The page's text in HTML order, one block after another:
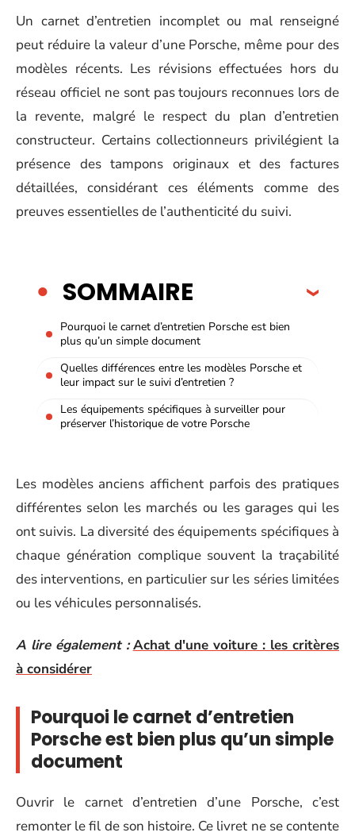
Un carnet d’entretien incomplet ou mal renseigné
peut réduire la valeur d’une Porsche, même pour des
modèles récents. Les révisions effectuées hors du
réseau officiel ne sont pas toujours reconnues lors de
la revente, malgré le respect du plan d’entretien
constructeur. Certains collectionneurs privilégient la
présence des tampons originaux et des factures
détaillées, considérant ces éléments comme des
preuves essentielles de l’authenticité du suivi.
SOMMAIRE
Pourquoi le carnet d’entretien Porsche est bien
plus qu’un simple document
Quelles différences entre les modèles Porsche et
leur impact sur le suivi d’entretien ?
Les équipements spécifiques à surveiller pour
préserver l’historique de votre Porsche
Les modèles anciens affichent parfois des pratiques
différentes selon les marchés ou les garages qui les
ont suivis. La diversité des équipements spécifiques à
chaque génération complique souvent la traçabilité
des interventions, en particulier sur les séries limitées
ou les véhicules personnalisés.
A lire également : Achat d'une voiture : les critères
à considérer
Pourquoi le carnet d’entretien
Porsche est bien plus qu’un simple
document
Ouvrir le carnet d’entretien d’une Porsche, c’est
remonter le fil de son histoire. Ce livret ne se contente